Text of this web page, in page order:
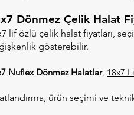
Dönmez Çelik Halat
lif özlü çelik halat fiyatları,
gösterebilir.
Nuflex Dönmez Halatlar, 18x7
ürün seçimi ve